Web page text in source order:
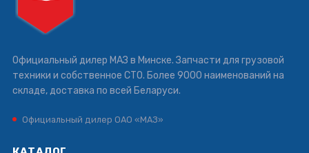
Официальный дилер МАЗ в Минске. Запчасти для грузовой
техники и собственное СТО. Более 9000 наименований на
складе, доставка по всей Беларуси.
Официальный дилер ОАО «МАЗ»